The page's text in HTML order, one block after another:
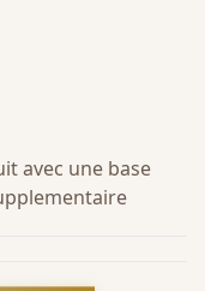
avec une base